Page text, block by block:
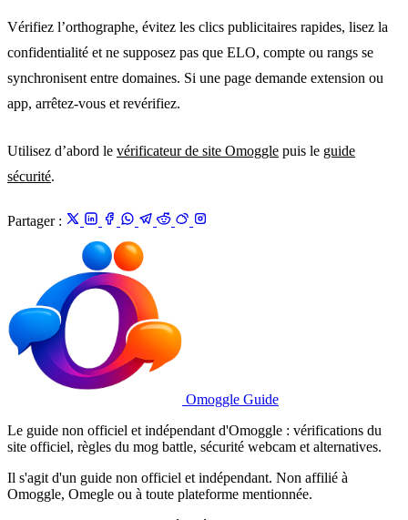
Vérifiez l’orthographe, évitez les clics publicitaires rapides, lisez la
confidentialité et ne supposez pas que ELO, compte ou rangs se
synchronisent entre domaines. Si une page demande extension ou
app, arrêtez-vous et revérifiez.
Utilisez d’abord le vérificateur de site Omoggle puis le guide
sécurité.
Partager :
Omoggle Guide
Le guide non officiel et indépendant d'Omoggle : vérifications du
site officiel, règles du mog battle, sécurité webcam et alternatives.
Il s'agit d'un guide non officiel et indépendant. Non affilié à
Omoggle, Omegle ou à toute plateforme mentionnée.